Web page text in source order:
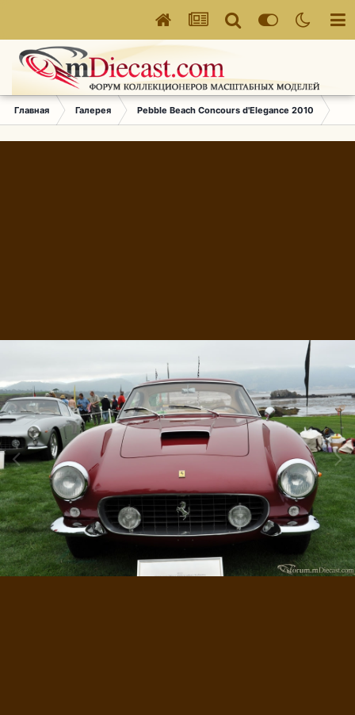
Главная Галерея Pebble Beach Concours d'Elegance 2010